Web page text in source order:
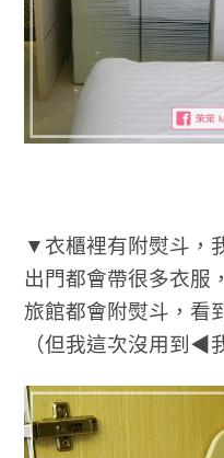
▼衣櫃裡有附熨斗，
出門都會帶很多衣服
旅館都會附熨斗，看
（但我這次沒用到◀